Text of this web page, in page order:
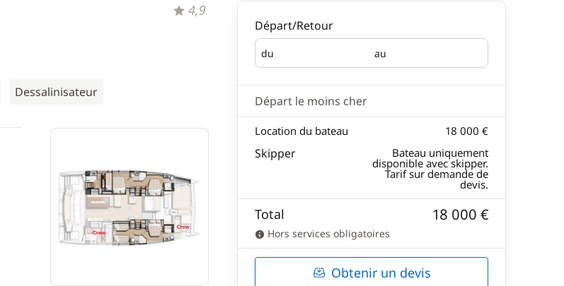
Dessalinisateur
4,9
Départ/Retour
du
Départ au
Retour
Départ le moins cher
Location du bateau 18 000 €
Skipper Bateau uniquement
disponible avec skipper.
Tarif sur demande de
devis.
Total 18 000 €
Hors services obligatoires
Obtenir un devis